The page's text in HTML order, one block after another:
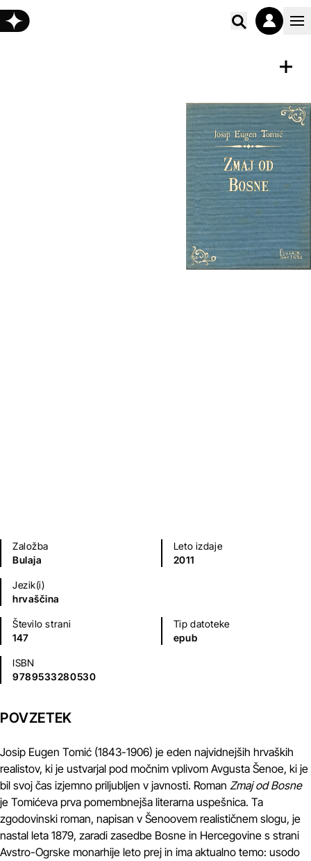
Založba
Bulaja
Leto izdaje
2011
Jezik(i)
hrvaščina
Število strani
147
Tip datoteke
epub
ISBN
9789533280530
POVZETEK
Josip Eugen Tomić (1843-1906) je eden najvidnejših hrvaških
realistov, ki je ustvarjal pod močnim vplivom Avgusta Šenoe, ki je
bil svoj čas izjemno priljubljen v javnosti. Roman Zmaj od Bosne
je Tomićeva prva pomembnejša literarna uspešnica. Ta
zgodovinski roman, napisan v Šenoovem realističnem slogu, je
nastal leta 1879, zaradi zasedbe Bosne in Hercegovine s strani
Avstro-Ogrske monarhije leto prej in ima aktualno temo: usodo